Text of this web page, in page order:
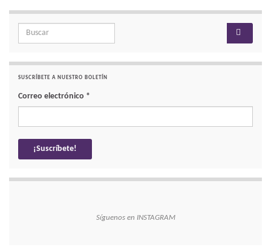
Search for:
SUSCRÍBETE A NUESTRO BOLETÍN
Correo electrónico *
Síguenos en INSTAGRAM